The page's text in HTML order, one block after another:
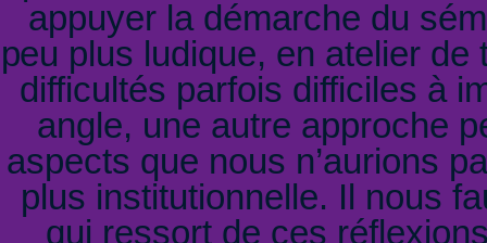
appuyer la démarche du
peu plus ludique, en atelier
difficultés parfois difficiles à
angle, une autre approche
aspects que nous n’aurions
plus institutionnelle. Il nous
qui ressort de ces